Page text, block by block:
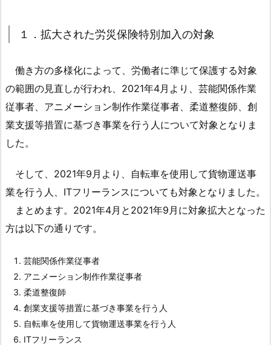
１．
さ
れ
た
労
険
特
入
対
象
１．拡大された労災保険特別加入の対象
働き方の多様化によって、労働者に準じて保護する対象
の範囲の見直しが行われ、2021年4月より、芸能関係作業
従事者、アニメーション制作作業従事者、柔道整復師、創
業支援等措置に基づき事業を行う人について対象となりま
した。
そして、2021年9月より、自転車を使用して貨物運送事
業を行う人、ITフリーランスについても対象となりました。
まとめます。2021年4月と2021年9月に対象拡大となった
方は以下の通りです。
芸能関係作業従事者
アニメーション制作作業従事者
柔道整復師
創業支援等措置に基づき事業を行う人
自転車を使用して貨物運送事業を行う人
ITフリーランス